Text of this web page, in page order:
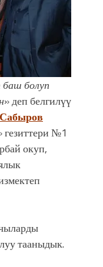
болуп
» деп белгилүү
№1
окуп,
тааныдык.